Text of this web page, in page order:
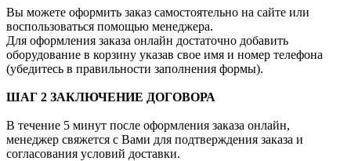
Вы можете оформить заказ самостоятельно на сайте или
воспользоваться помощью менеджера.
Для оформления заказа онлайн достаточно добавить
оборудование в корзину указав свое имя и номер телефона
(убедитесь в правильности заполнения формы).
ШАГ 2 ЗАКЛЮЧЕНИЕ ДОГОВОРА
В течение 5 минут после оформления заказа онлайн,
менеджер свяжется с Вами для подтверждения заказа и
согласования условий доставки.